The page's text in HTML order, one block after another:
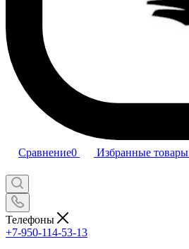
Сравнение0 Избранные товары
Телефоны
+7-950-114-53-13